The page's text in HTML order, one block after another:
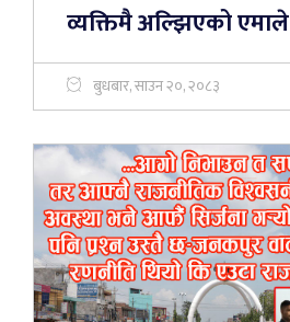
व्यक्तिमै अल्झिएको एमाले
बुधबार, साउन २०, २०८३